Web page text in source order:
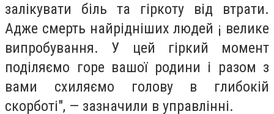
залікувати біль та гіркоту від втрати.
Адже смерть найрідніших людей ¡ велике
випробування. У цей гіркий момент
поділяємо горе вашої родини і разом з
вами схиляємо голову в глибокій
скорботі", — зазначили в управлінні.